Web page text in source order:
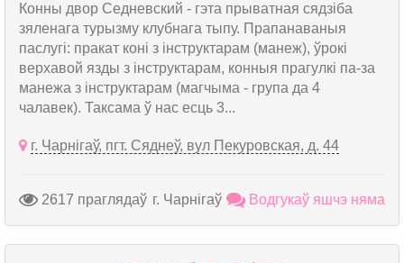
Конны двор Седневский - гэта прыватная сядзіба
зяленага турызму клубнага тыпу. Прапанаваныя
паслугі: пракат коні з інструктарам (манеж), ўрокі
верхавой язды з інструктарам, конныя прагулкі па-за
манежа з інструктарам (магчыма - група да 4
чалавек). Таксама ў нас есць 3...
г. Чарнігаў, пгт. Сяднеў, вул Пекуровская, д. 44
2617 праглядаў г. Чарнігаў Водгукаў яшчэ няма